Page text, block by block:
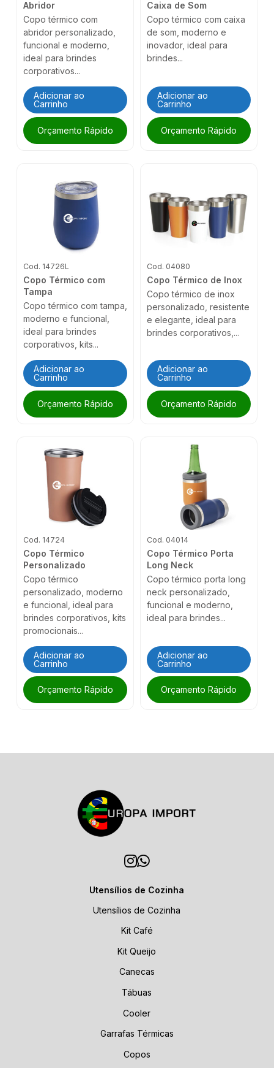
Abridor
Copo térmico com
abridor personalizado,
funcional e moderno,
ideal para brindes
corporativos...
Adicionar ao
Carrinho
Orçamento Rápido
Caixa de Som
Copo térmico com caixa
de som, moderno e
inovador, ideal para
brindes...
Adicionar ao
Carrinho
Orçamento Rápido
Cod. 14726L
Copo Térmico com
Tampa
Copo térmico com tampa,
moderno e funcional,
ideal para brindes
corporativos, kits...
Adicionar ao
Carrinho
Orçamento Rápido
Cod. 04080
Copo Térmico de Inox
Copo térmico de inox
personalizado, resistente
e elegante, ideal para
brindes corporativos,...
Adicionar ao
Carrinho
Orçamento Rápido
Cod. 14724
Copo Térmico
Personalizado
Copo térmico
personalizado, moderno
e funcional, ideal para
brindes corporativos, kits
promocionais...
Adicionar ao
Carrinho
Orçamento Rápido
Cod. 04014
Copo Térmico Porta
Long Neck
Copo térmico porta long
neck personalizado,
funcional e moderno,
ideal para brindes...
Adicionar ao
Carrinho
Orçamento Rápido
Utensílios de Cozinha
Utensílios de Cozinha
Kit Café
Kit Queijo
Canecas
Tábuas
Cooler
Garrafas Térmicas
Copos